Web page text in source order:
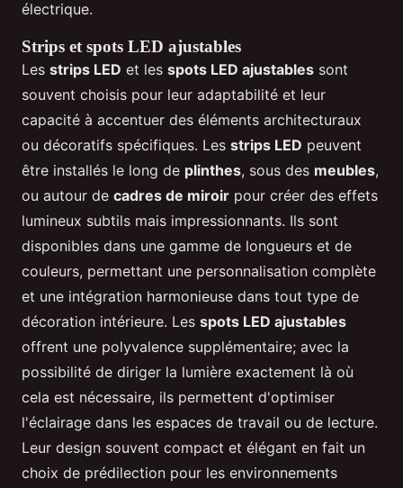
électrique.
Strips et spots LED ajustables
Les strips LED et les spots LED ajustables sont
souvent choisis pour leur adaptabilité et leur
capacité à accentuer des éléments architecturaux
ou décoratifs spécifiques. Les strips LED peuvent
être installés le long de plinthes, sous des meubles,
ou autour de cadres de miroir pour créer des effets
lumineux subtils mais impressionnants. Ils sont
disponibles dans une gamme de longueurs et de
couleurs, permettant une personnalisation complète
et une intégration harmonieuse dans tout type de
décoration intérieure. Les spots LED ajustables
offrent une polyvalence supplémentaire; avec la
possibilité de diriger la lumière exactement là où
cela est nécessaire, ils permettent d'optimiser
l'éclairage dans les espaces de travail ou de lecture.
Leur design souvent compact et élégant en fait un
choix de prédilection pour les environnements